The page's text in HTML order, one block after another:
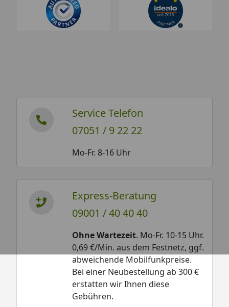
Service Telefon
07051 / 9 22 22
Mo-Fr. 8-16 Uhr
Express-Beratung
09001 / 40 40 40
Ohne Wartezeit. Mo-Fr. 10-15 Uhr.
0,69 €/Min. aus dem Festnetz, ggf.
abweichende Mobilfunkpreise.
Bei einer Neubestellung ab 300 €
erstatten wir Ihnen diese
Gebühren.